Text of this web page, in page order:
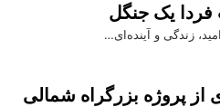
یک جنگل
زندگی و آینده‌ای…
از پروژه بزرگراه شمالی